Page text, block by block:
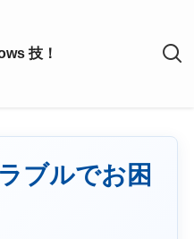
ブルでお困